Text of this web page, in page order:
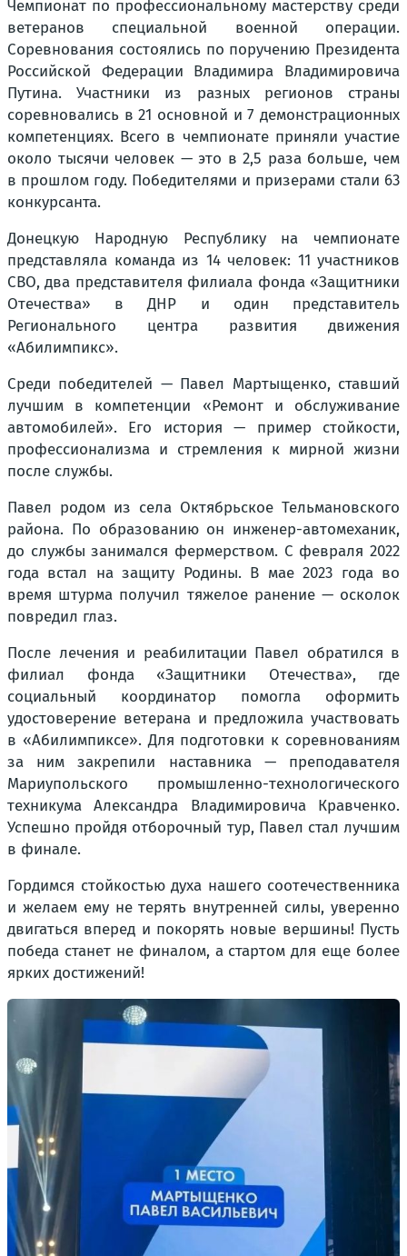
Чемпионат по профессиональному мастерству среди
ветеранов специальной военной операции.
Соревнования состоялись по поручению Президента
Российской Федерации Владимира Владимировича
Путина. Участники из разных регионов страны
соревновались в 21 основной и 7 демонстрационных
компетенциях. Всего в чемпионате приняли участие
около тысячи человек — это в 2,5 раза больше, чем
в прошлом году. Победителями и призерами стали 63
конкурсанта.
Донецкую Народную Республику на чемпионате
представляла команда из 14 человек: 11 участников
СВО, два представителя филиала фонда «Защитники
Отечества» в ДНР и один представитель
Регионального центра развития движения
«Абилимпикс».
Среди победителей — Павел Мартыщенко, ставший
лучшим в компетенции «Ремонт и обслуживание
автомобилей». Его история — пример стойкости,
профессионализма и стремления к мирной жизни
после службы.
Павел родом из села Октябрьское Тельмановского
района. По образованию он инженер-автомеханик,
до службы занимался фермерством. С февраля 2022
года встал на защиту Родины. В мае 2023 года во
время штурма получил тяжелое ранение — осколок
повредил глаз.
После лечения и реабилитации Павел обратился в
филиал фонда «Защитники Отечества», где
социальный координатор помогла оформить
удостоверение ветерана и предложила участвовать
в «Абилимпиксе». Для подготовки к соревнованиям
за ним закрепили наставника — преподавателя
Мариупольского промышленно-технологического
техникума Александра Владимировича Кравченко.
Успешно пройдя отборочный тур, Павел стал лучшим
в финале.
Гордимся стойкостью духа нашего соотечественника
и желаем ему не терять внутренней силы, уверенно
двигаться вперед и покорять новые вершины! Пусть
победа станет не финалом, а стартом для еще более
ярких достижений!